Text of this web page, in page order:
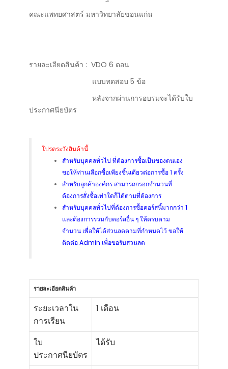
คณะแพทยศาสตร์ มหาวิทยาลัยขอนแก่น
รายละเอียดสินค้า : VDO 6 ตอน
แบบทดสอบ 5 ข้อ
หลังจากผ่านการอบรมจะได้รับใบ
ประกาศนียบัตร
โปรดระวังสินค้านี้
สำหรับบุคคลทั่วไป ที่ต้องการซื้อเป็นของตนเอง
ขอให้ท่านเลือกซื้อเพียงชิ้นเดียวต่อการซื้อ 1 ครั้ง
สำหรับลูกค้าองค์กร สามารถกรอกจำนวนที่
ต้องการสั่งซื้อเท่าใดก็ได้ตามที่ต้องการ
สำหรับบุคคลทั่วไปที่ต้องการซื้อคอร์สนี้มากกว่า 1
และต้องการรวมกับคอร์สอื่น ๆ ให้ครบตาม
จำนวน เพื่อให้ได้ส่วนลดตามที่กำหนดไว้ ขอให้
ติดต่อ Admin เพื่อขอรับส่วนลด
รายละเอียดสินค้า
ระยะเวลาใน
การเรียน
1 เดือน
ใบ
ประกาศนียบัตร
ได้รับ